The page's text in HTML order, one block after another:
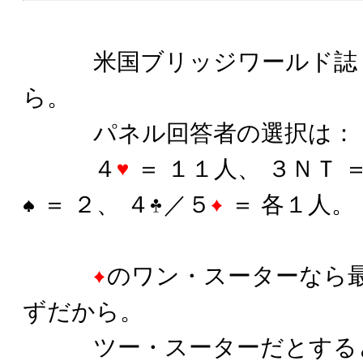
米国ブリッジワールド誌
ら。
パネル回答者の選択は：
４
＝ １１人、 ３ＮＴ
＝ ２、 ４
／５ ＝ 各１人。
のワン・スーターなら
ずだから。
ツー・スーターだとする